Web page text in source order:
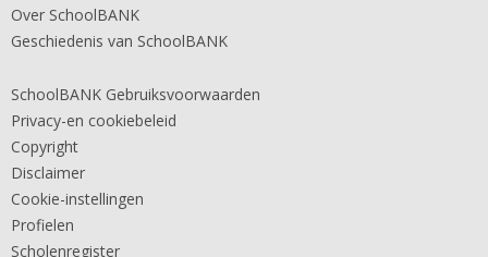
Over SchoolBANK
Geschiedenis van SchoolBANK
SchoolBANK Gebruiksvoorwaarden
Privacy-en cookiebeleid
Copyright
Disclaimer
Cookie-instellingen
Profielen
Scholenregister